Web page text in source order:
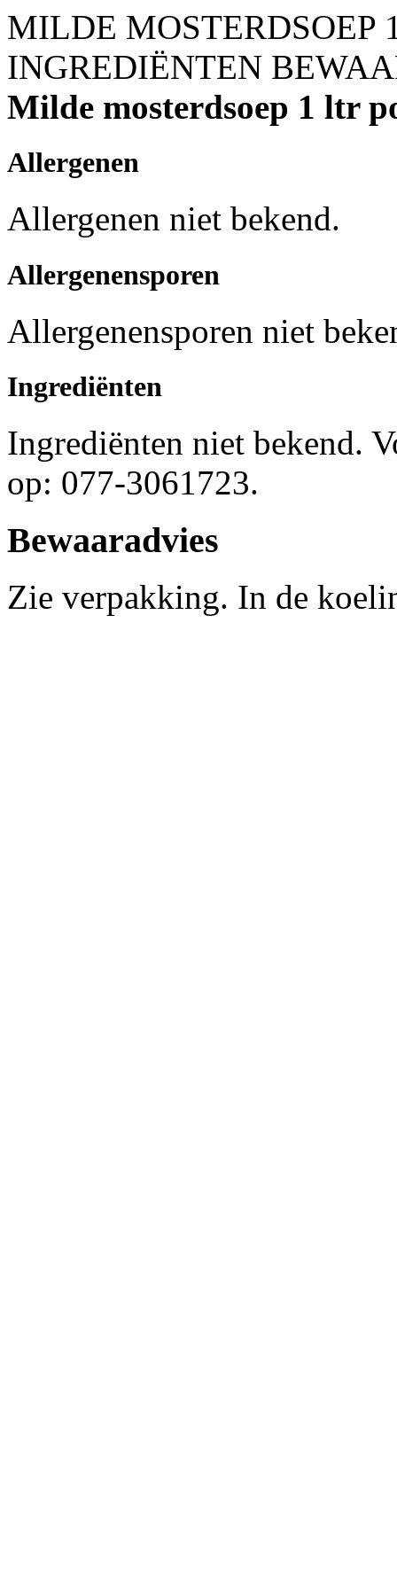
MILDE MOSTERDSOEP
INGREDIËNTEN
Milde mosterdsoep 1 ltr
Allergenen
Allergenen niet bekend.
Allergenensporen
Allergenensporen niet
Ingrediënten
Ingrediënten niet bekend.
op: 077-3061723.
Bewaaradvies
Zie verpakking. In de